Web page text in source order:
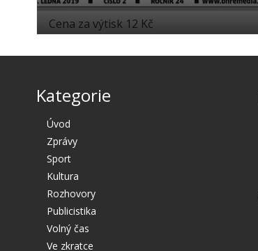
Cena za výtisk 12 Kč
Kategorie
Úvod
Zprávy
Sport
Kultura
Rozhovory
Publicistika
Volný čas
Ve zkratce